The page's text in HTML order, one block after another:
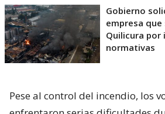
Gobierno
empresa que
Quilicura por
normativas
Pese al control del incendio, los